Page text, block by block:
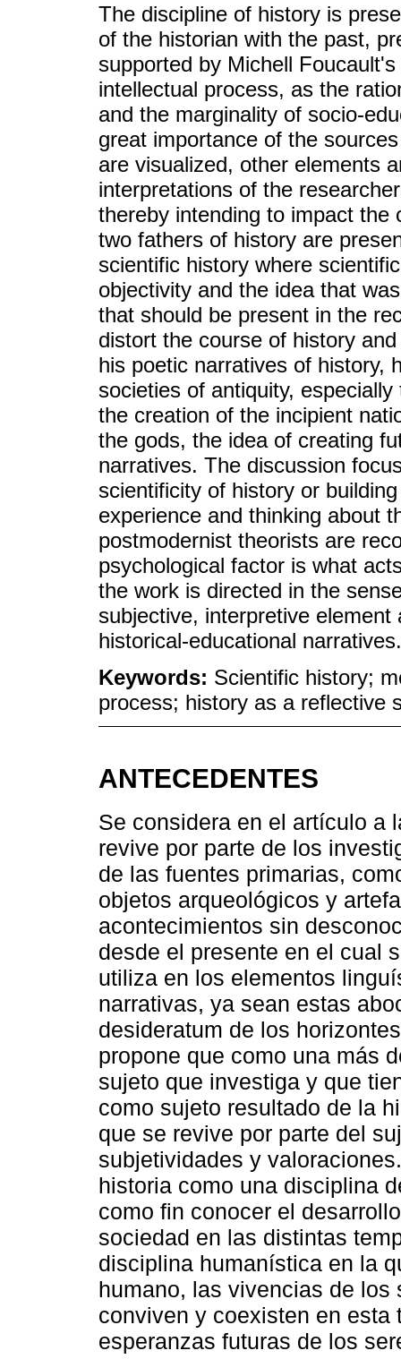
The discipline of history is
of the historian with the past,
supported by Michell
intellectual process, as the
and the marginality of socio-
great importance of the
are visualized, other elements
interpretations of the
thereby intending to impact
two fathers of history are
scientific history where
objectivity and the idea that
that should be present in the
distort the course of history
his poetic narratives of history,
societies of antiquity,
the creation of the incipient
the gods, the idea of ​​​​creating
narratives. The discussion
scientificity of history or
experience and thinking about
postmodernist theorists are
psychological factor is what
the work is directed in the
subjective, interpretive
historical-educational narratives.
Keywords: Scientific history;
process; history as a reflective
ANTECEDENTES
Se considera en el artículo a
revive por parte de los
de las fuentes primarias,
objetos arqueológicos y
acontecimientos sin
desde el presente en el cual
utiliza en los elementos
narrativas, ya sean estas
desideratum de los
propone que como una más
sujeto que investiga y que
como sujeto resultado de la
que se revive por parte del
subjetividades y
historia como una disciplina
como fin conocer el
sociedad en las distintas
disciplina humanística en la
humano, las vivencias de los
conviven y coexisten en esta
esperanzas futuras de los